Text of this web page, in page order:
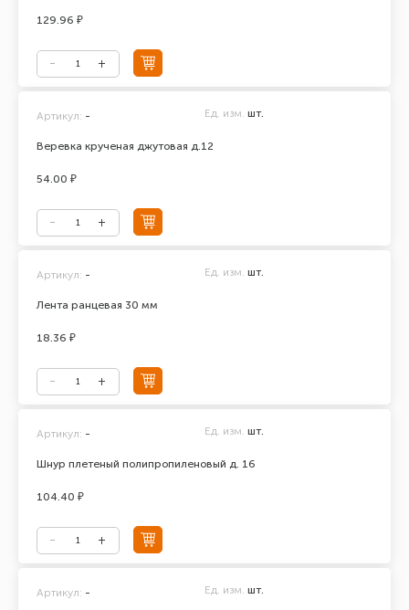
129.96 ₽
Веревка крученая джутовая д.12
Артикул: - Ед. изм. шт.
54.00 ₽
Лента ранцевая 30 мм
Артикул: - Ед. изм. шт.
18.36 ₽
Шнур плетеный полипропиленовый д. 16
Артикул: - Ед. изм. шт.
104.40 ₽
Артикул: - Ед. изм. шт.